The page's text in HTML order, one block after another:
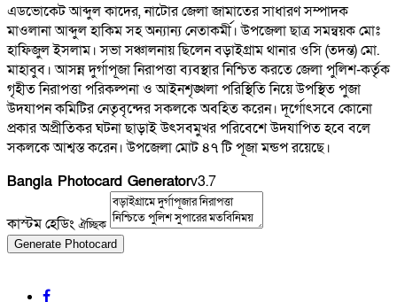
এডভোকেট আব্দুল কাদের, নাটোর জেলা জামাতের সাধারণ সম্পাদক
মাওলানা আব্দুল হাকিম সহ অন্যান্য নেতাকর্মী। উপজেলা ছাত্র সমন্বয়ক মোঃ
হাফিজুল ইসলাম। সভা সঞ্চালনায় ছিলেন বড়াইগ্রাম থানার ওসি (তদন্ত) মো.
মাহাবুব। আসন্ন দুর্গাপূজা নিরাপত্তা ব্যবস্থার নিশ্চিত করতে জেলা পুলিশ-কর্তৃক
গৃহীত নিরাপত্তা পরিকল্পনা ও আইনশৃঙ্খলা পরিস্থিতি নিয়ে উপস্থিত পুজা
উদযাপন কমিটির নেতৃবৃন্দের সকলকে অবহিত করেন। দূর্গোৎসবে কোনো
প্রকার অপ্রীতিকর ঘটনা ছাড়াই উৎসবমুখর পরিবেশে উদযাপিত হবে বলে
সকলকে আশ্বস্ত করেন। উপজেলা মোট ৪৭ টি পূজা মন্ডপ রয়েছে।
Bangla Photocard Generatorv3.7
কাস্টম হেডিংঐচ্ছিক
Generate Photocard